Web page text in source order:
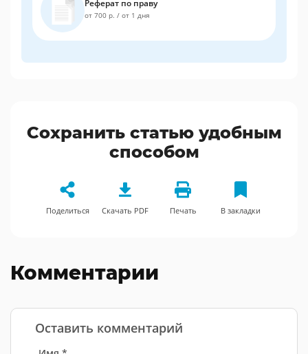
Реферат по праву
от 700 р. / от 1 дня
Сохранить статью удобным
способом
Поделиться Скачать PDF Печать В закладки
Комментарии
Оставить комментарий